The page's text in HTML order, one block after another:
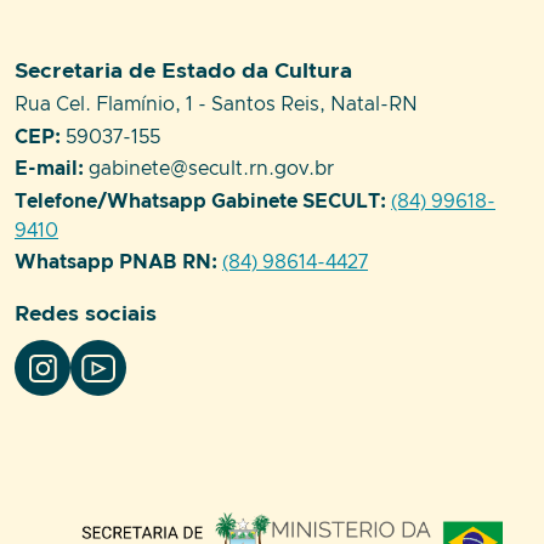
Setor responsável:
Secretaria de Estado da Cultura
Endereço:
Rua Cel. Flamínio, 1 - Santos Reis, Natal-RN
CEP: 59037-155
E-mail: gabinete@secult.rn.gov.br
Telefone/Whatsapp Gabinete SECULT: (84) 99618-
9410
Whatsapp PNAB RN: (84) 98614-4427
Redes sociais